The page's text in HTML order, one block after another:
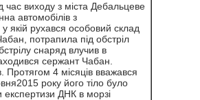
час виходу з міста Дебальцеве
автомобілів з
якій рухався особовий склад
потрапила під обстріл
снаряд влучив в
сержант Чабан.
4 місяців вважався
року його тіло було
експертизи ДНК в морзі